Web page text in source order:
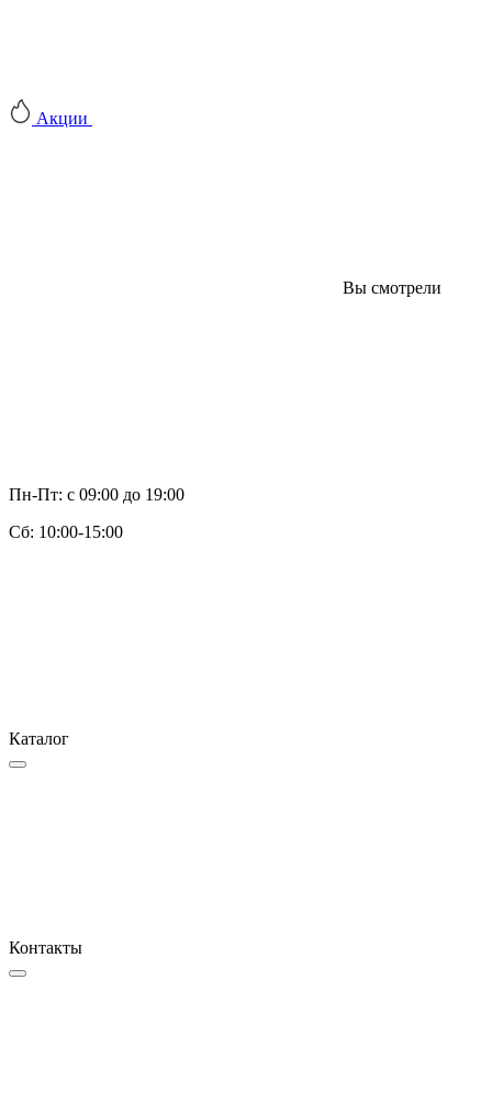
Акции
Вы смотрели
Пн-Пт: с 09:00 до 19:00
Cб: 10:00-15:00
Каталог
Контакты